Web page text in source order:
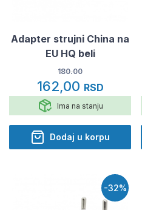
Adapter strujni China na
EU HQ beli
180.00
162,00 RSD
Ima na stanju
Dodaj u korpu
-32%